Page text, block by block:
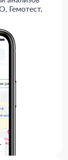
Гемотест,